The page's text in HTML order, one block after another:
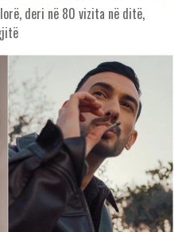
deri në 80 vizita në ditë,